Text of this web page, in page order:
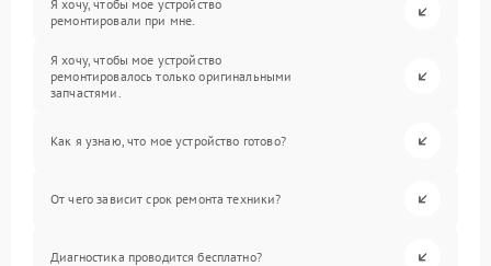
Я хочу, чтобы мое устройство
ремонтировали при мне.
Я хочу, чтобы мое устройство
ремонтировалось только оригинальными
запчастями.
Как я узнаю, что мое устройство готово?
От чего зависит срок ремонта техники?
Диагностика проводится бесплатно?